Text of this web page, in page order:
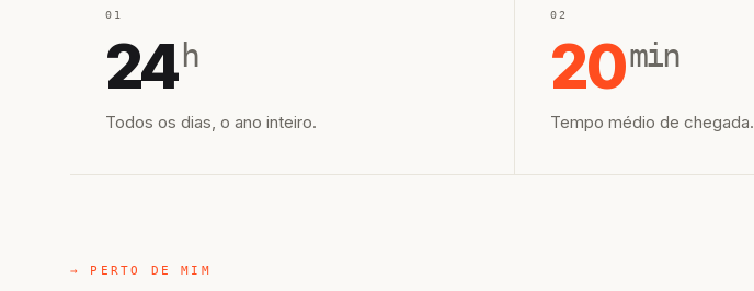
01
24 h
Todos os dias, o ano inteiro.
02
20min
Tempo médio de chegada.
→ PERTO DE MIM